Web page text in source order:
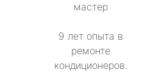
мастер
9 лет опыта в
ремонте
кондиционеров.